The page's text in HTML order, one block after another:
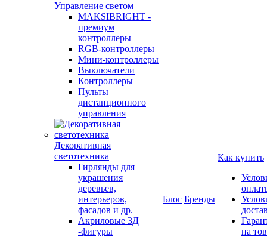
Управление светом
MAKSIBRIGHT -
премиум
контроллеры
RGB-контроллеры
Мини-контроллеры
Выключатели
Контроллеры
Пульты
дистанционного
управления
Декоративная
светотехника
Гирлянды для
украшения
деревьев,
интерьеров,
фасадов и др.
Акриловые 3Д
-фигуры
Блог Бренды
Как купить
на